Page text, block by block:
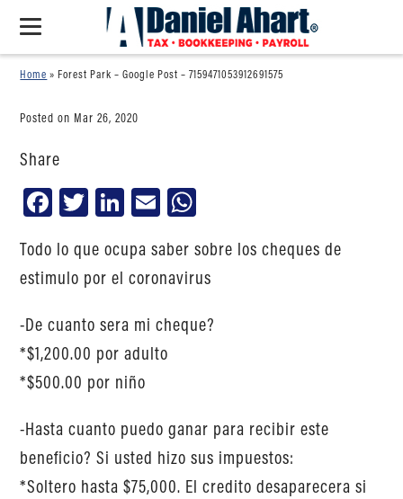
Home »Forest Park – Google Post – 7159471053912691575
Posted on Mar 26, 2020
Share
Facebook
TwitterLinkedIn
Email
Todo lo que ocupa saber sobre los cheques de
estimulo por el coronavirus
-De cuanto sera mi cheque?
*$1,200.00 por adulto
*$500.00 por niño
-Hasta cuanto puedo ganar para recibir este
beneficio? Si usted hizo sus impuestos:
*Soltero hasta $75,000. El credito desaparecera si